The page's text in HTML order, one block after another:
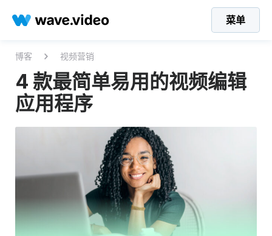
菜单
博客 视频营销
4 款最简单易用的视频编辑
应用程序